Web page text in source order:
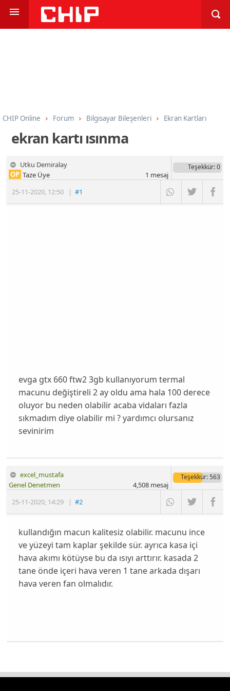
CHIP Online Forum Bilgisayar Bileşenleri Ekran Kartları
ekran kartı ısınma
Utku Demiralay
25-11-2020, 12:50 |#1
OP Taze Üye
Teşekkür: 0
1 mesaj
evga gtx 660 ftw2 3gb kullanıyorum termal
macunu değiştireli 2 ay oldu ama hala 100 derece
oluyor bu neden olabilir acaba vidaları fazla
sıkmadım diye olabilir mi ? yardımcı olursanız
sevinirim
excel_mustafa
25-11-2020, 14:29 |#2
Genel Denetmen
Teşekkür: 563
4,508mesaj
kullandığın macun kalitesiz olabilir. macunu ince
ve yüzeyi tam kaplar şekilde sür. ayrıca kasa içi
hava akımı kötüyse bu da ısıyı arttırır. kasada 2
tane önde içeri hava veren 1 tane arkada dışarı
hava veren fan olmalıdır.